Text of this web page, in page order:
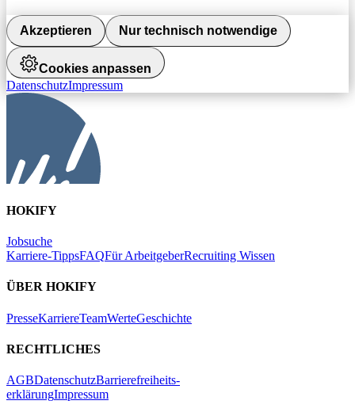
Akzeptieren Nur technisch notwendige
Cookies anpassen
DatenschutzImpressum
HOKIFY
Jobsuche
Karriere-TippsFAQFür ArbeitgeberRecruiting Wissen
ÜBER HOKIFY
PresseKarriereTeamWerteGeschichte
RECHTLICHES
AGBDatenschutzBarrierefreiheits-
erklärungImpressum